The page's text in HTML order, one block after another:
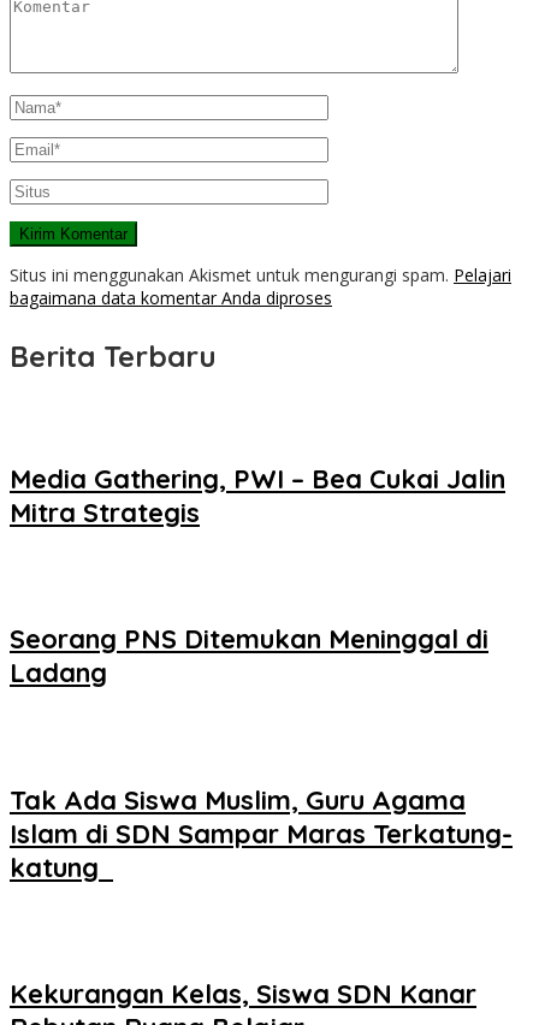
Situs ini menggunakan Akismet untuk mengurangi spam. Pelajari
bagaimana data komentar Anda diproses
Berita Terbaru
Media Gathering, PWI – Bea Cukai Jalin
Mitra Strategis
Seorang PNS Ditemukan Meninggal di
Ladang
Tak Ada Siswa Muslim, Guru Agama
Islam di SDN Sampar Maras Terkatung-
katung ‎
Kekurangan Kelas, Siswa SDN Kanar